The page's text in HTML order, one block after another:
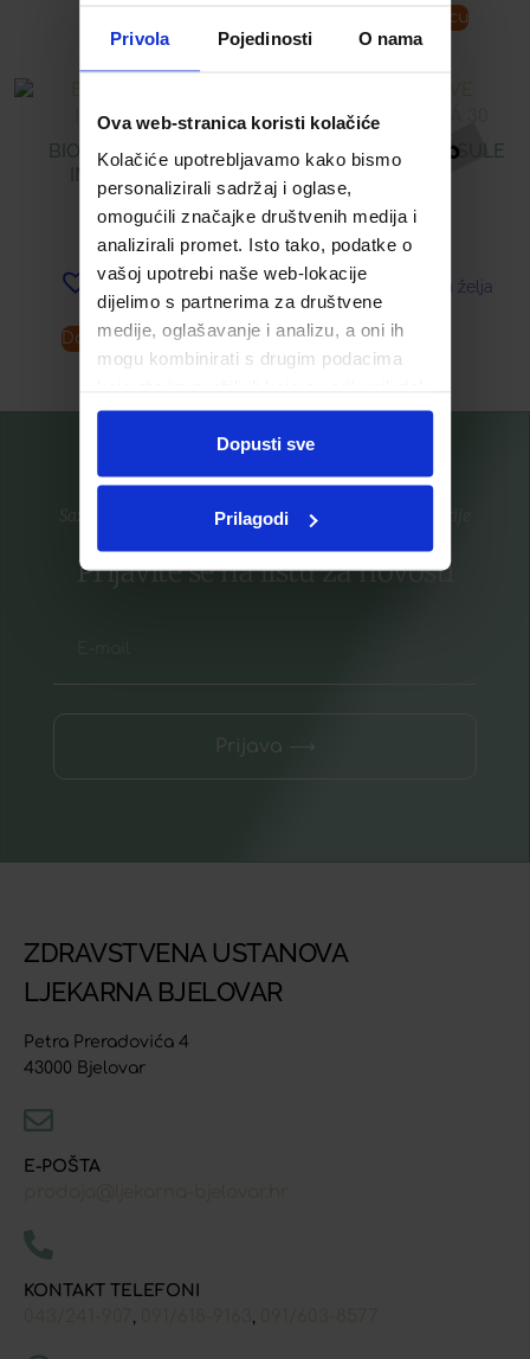
Privola Pojedinosti O nama
Ova web-stranica koristi kolačiće
Kolačiće upotrebljavamo kako bismo
personalizirali sadržaj i oglase,
omogućili značajke društvenih medija i
analizirali promet. Isto tako, podatke o
vašoj upotrebi naše web-lokacije
dijelimo s partnerima za društvene
medije, oglašavanje i analizu, a oni ih
mogu kombinirati s drugim podacima
ste upotrebljavali njihove usluge.
Dopusti sve
Prilagodi
Dodaj u košaricu
BIORELA® CHOCO
IMMUNO KIDS
11,44€
Dodaj u listu želja
Dodaj u košaricu
FOLIC ACTIVE KAPSULE
7,76€
Dodaj u listu želja
Pročitaj više
Saznajte prvi za nove proizvode i ekskluzivne promocije
Prijavite se na listu za novosti
Prijava ⟶
ZDRAVSTVENA USTANOVA
LJEKARNA BJELOVAR
Petra Preradovića 4
43000 Bjelovar
E-POŠTA
KONTAKT TELEFONI
, ,